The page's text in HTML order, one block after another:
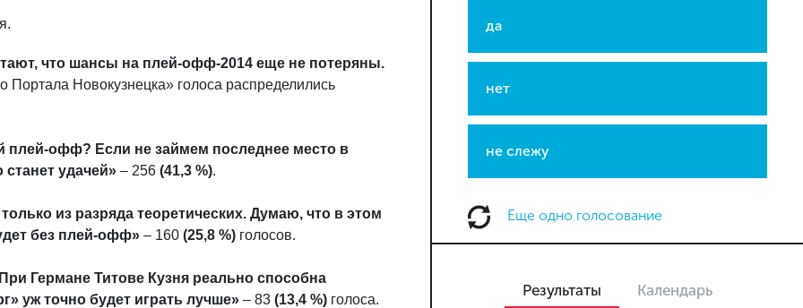
что шансы на плей-офф-2014 еще не потеряны.
Портала Новокузнецка» голоса распределились
плей-офф? Если не займем последнее место в
станет удачей» – 256 (41,3 %).
из разряда теоретических. Думаю, что в этом
без плей-офф» – 160 (25,8 %) голосов.
Германе Титове Кузня реально способна
уж точно будет играть лучше» – 83 (13,4 %) голоса.
да
нет
не слежу
Еще одно голосование
Результаты Календарь